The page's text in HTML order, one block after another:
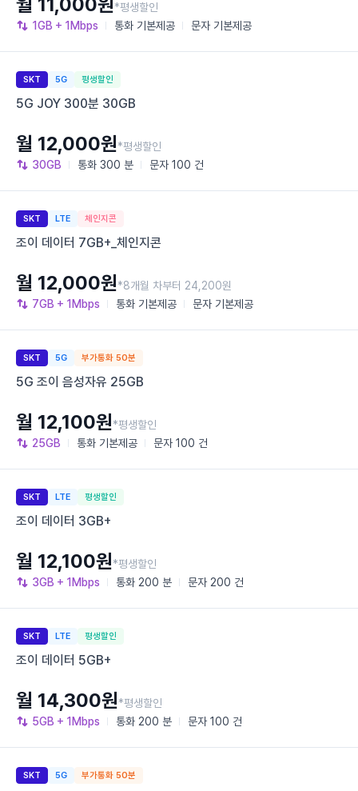
1GB + 1Mbps 통화 기본제공 문자 기본제공
*평생할인
SKT 5G 평생할인
5G JOY 300분 30GB
30GB 통화 300 분 문자 100 건
월 12,000원*평생할인
SKT LTE 체인지콘
조이 데이터 7GB+_체인지콘
7GB + 1Mbps 통화 기본제공 문자 기본제공
월 12,000원*8개월 차부터 24,200원
SKT 5G 부가통화 50분
5G 조이 음성자유 25GB
25GB 통화 기본제공 문자 100 건
월 12,100원*평생할인
SKT LTE 평생할인
조이 데이터 3GB+
3GB + 1Mbps 통화 200 분 문자 200 건
월 12,100원*평생할인
SKT LTE 평생할인
조이 데이터 5GB+
5GB + 1Mbps 통화 200 분 문자 100 건
월 14,300원*평생할인
SKT 5G 부가통화 50분